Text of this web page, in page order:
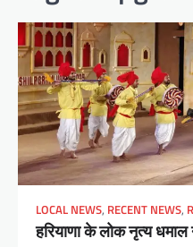
LOCAL NEWS, RECENT NEWS,
हरियाणा के लोक नृत्य